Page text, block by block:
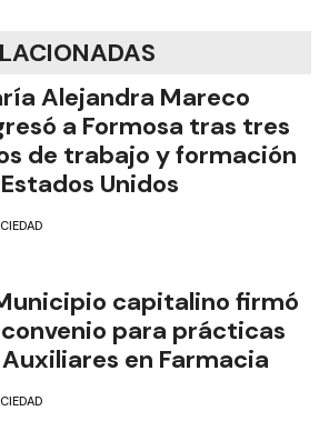
Alejandra Mareco
a Formosa tras tres
de trabajo y formación
Unidos
capitalino firmó
para prácticas
en Farmacia